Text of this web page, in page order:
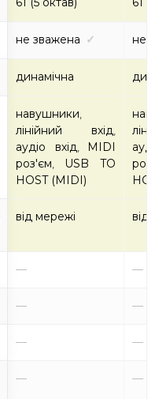
не зважена ✓ не
динамічна
навушники
лінійний вхід
аудіо вхід
MIDI
роз'єм
USB TO
HOST (MIDI)
від мережі від
— —
— —
— —
— —